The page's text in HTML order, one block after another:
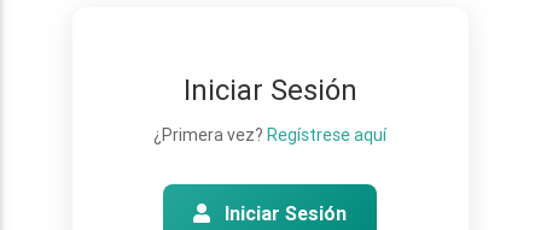
Iniciar Sesión
¿Primera vez?Regístrese aquí
Iniciar Sesión